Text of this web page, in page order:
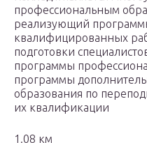
профессиональным
реализующий
квалифицированных
подготовки
программы
программы
образования по
их квалификации
1.08 км